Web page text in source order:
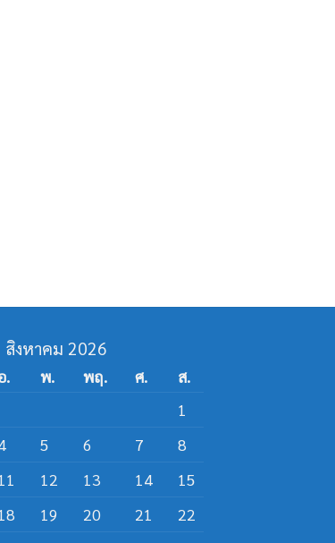
สิงหาคม 2026
. พ. พฤ. ศ.
ส.
1
5 6 7
8
12 13 14
15
19 20 21
22